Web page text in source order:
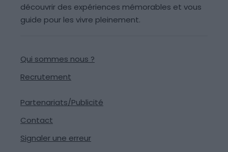
découvrir des expériences mémorables et vous
guide pour les vivre pleinement.
Qui sommes nous ?
Recrutement
Partenariats/Publicité
Contact
Signaler une erreur